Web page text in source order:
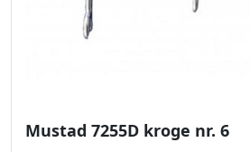
Mustad 7255D kroge nr. 6